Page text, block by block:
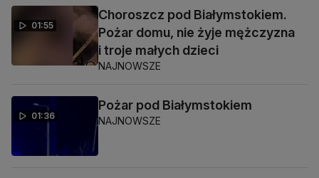
01:55
Choroszcz pod Białymstokiem.
Pożar domu, nie żyje mężczyzna
i troje małych dzieci
NAJNOWSZE
01:36
Pożar pod Białymstokiem
NAJNOWSZE